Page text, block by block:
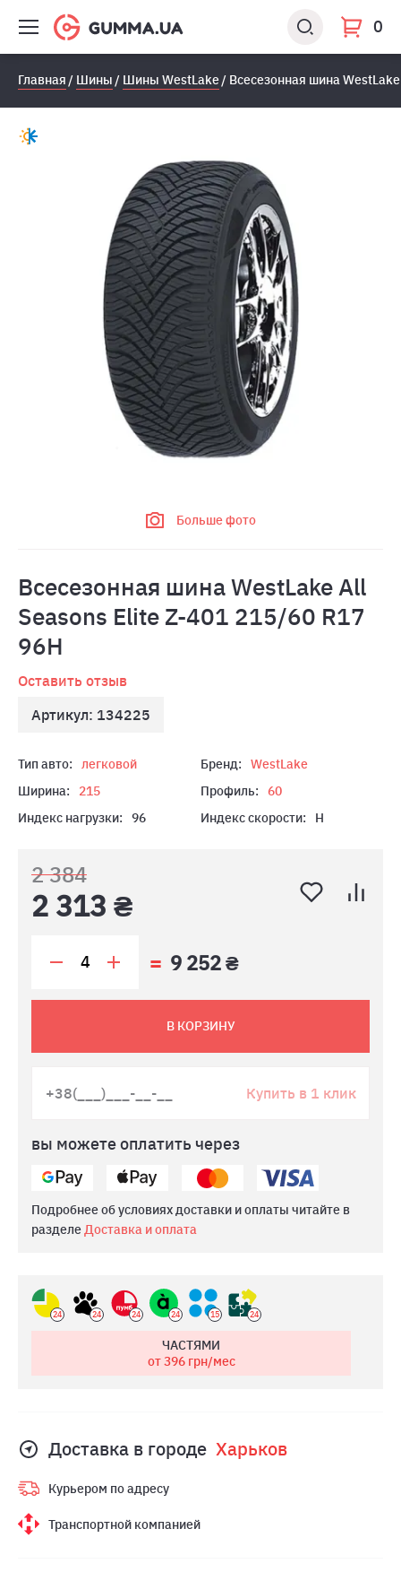
0
Главная Шины Шины WestLake Всесезонная шина
Больше фото
Всесезонная шина WestLake All
Seasons Elite Z-401 215/60 R17
96H
Оставить отзыв
Артикул: 134225
Тип авто: легковой Бренд:
WestLake
Ширина:
215 Профиль:
60
Индекс нагрузки:
96 Индекс скорости: H
2 384
2 313 ₴
9 252 ₴
В КОРЗИНУ
Купить в 1 клик
вы можете оплатить через
Подробнее об условиях доставки и оплаты читайте в
разделеДоставка и оплата
24 24 24 24 15 24
ЧАСТЯМИ
от 396грн/мес
Доставка в городе Харьков
Курьером по адресу
Транспортной компанией